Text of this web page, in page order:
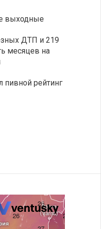
выходные
ДТП и 219
месяцев на
пивной рейтинг